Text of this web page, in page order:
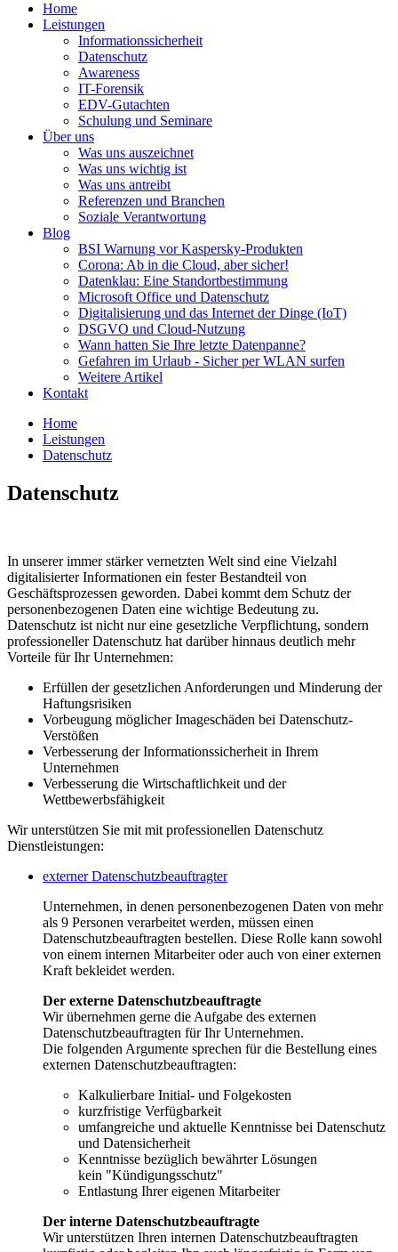
Home
Leistungen
Informationssicherheit
Datenschutz
Awareness
IT-Forensik
EDV-Gutachten
Schulung und Seminare
Über uns
Was uns auszeichnet
Was uns wichtig ist
Was uns antreibt
Referenzen und Branchen
Soziale Verantwortung
Blog
BSI Warnung vor Kaspersky-Produkten
Corona: Ab in die Cloud, aber sicher!
Datenklau: Eine Standortbestimmung
Microsoft Office und Datenschutz
Digitalisierung und das Internet der Dinge (IoT)
DSGVO und Cloud-Nutzung
Wann hatten Sie Ihre letzte Datenpanne?
Gefahren im Urlaub - Sicher per WLAN surfen
Weitere Artikel
Kontakt
Home
Leistungen
Datenschutz
Datenschutz
In unserer immer stärker vernetzten Welt sind eine Vielzahl
digitalisierter Informationen ein fester Bestandteil von
Geschäftsprozessen geworden. Dabei kommt dem Schutz der
personenbezogenen Daten eine wichtige Bedeutung zu.
Datenschutz ist nicht nur eine gesetzliche Verpflichtung, sondern
professioneller Datenschutz hat darüber hinnaus deutlich mehr
Vorteile für Ihr Unternehmen:
Erfüllen der gesetzlichen Anforderungen und Minderung der
Haftungsrisiken
Vorbeugung möglicher Imageschäden bei Datenschutz-
Verstößen
Verbesserung der Informationssicherheit in Ihrem
Unternehmen
Verbesserung die Wirtschaftlichkeit und der
Wettbewerbsfähigkeit
Wir unterstützen Sie mit mit professionellen Datenschutz
Dienstleistungen:
externer Datenschutzbeauftragter
Unternehmen, in denen personenbezogenen Daten von mehr
als 9 Personen verarbeitet werden, müssen einen
Datenschutzbeauftragten bestellen. Diese Rolle kann sowohl
von einem internen Mitarbeiter oder auch von einer externen
Kraft bekleidet werden.
Der externe Datenschutzbeauftragte
Wir übernehmen gerne die Aufgabe des externen
Datenschutzbeauftragten für Ihr Unternehmen.
Die folgenden Argumente sprechen für die Bestellung eines
externen Datenschutzbeauftragten:
Kalkulierbare Initial- und Folgekosten
kurzfristige Verfügbarkeit
umfangreiche und aktuelle Kenntnisse bei Datenschutz
und Datensicherheit
Kenntnisse bezüglich bewährter Lösungen
kein "Kündigungsschutz"
Entlastung Ihrer eigenen Mitarbeiter
Der interne Datenschutzbeauftragte
Wir unterstützen Ihren internen Datenschutzbeauftragten